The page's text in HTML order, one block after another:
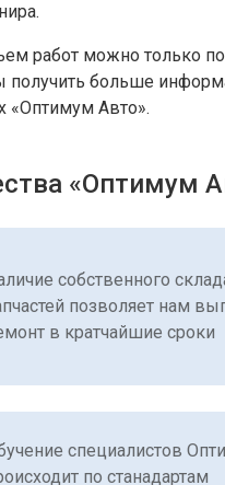
работ можно только
получить больше
«Оптимум Авто».
«Оптимум
собственного
позволяет нам
в кратчайшие сроки
специалистов
по станадартам